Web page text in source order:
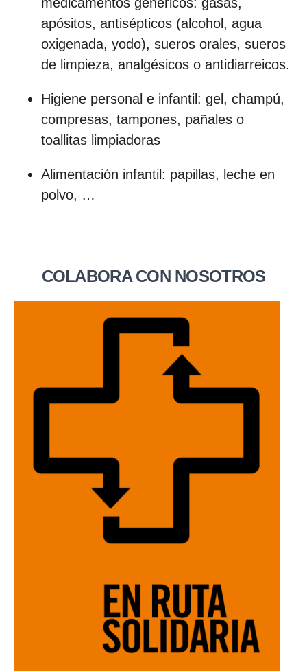
apósitos, antisépticos (alcohol, agua
oxigenada, yodo), sueros orales, sueros
de limpieza, analgésicos o antidiarreicos.
Higiene personal e infantil: gel, champú,
compresas, tampones, pañales o
toallitas limpiadoras
Alimentación infantil: papillas, leche en
polvo, …
COLABORA CON NOSOTROS